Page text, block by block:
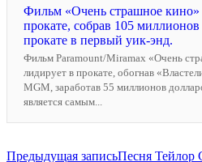
Фильм «Очень страшное кино»
прокате, собрав 105
прокате в первый уик-энд.
Фильм Paramount/Miramax «Очень
лидирует в прокате, обогнав
MGM, заработав 55 миллионов
является самым...
Предыдущая записьПесня Тейлор